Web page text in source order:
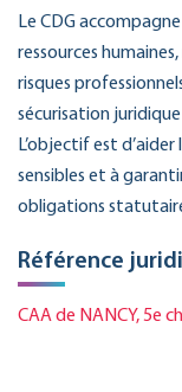
Le CDG
ressources
risques
sécurisation juridique
L’objectif est
sensibles et à
obligations
Référence
CAA de NANCY, 5e